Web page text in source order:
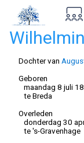
Dochter van
Geboren
maandag 8 juli
te Breda
Overleden
donderdag 30
te 's-Gravenhage